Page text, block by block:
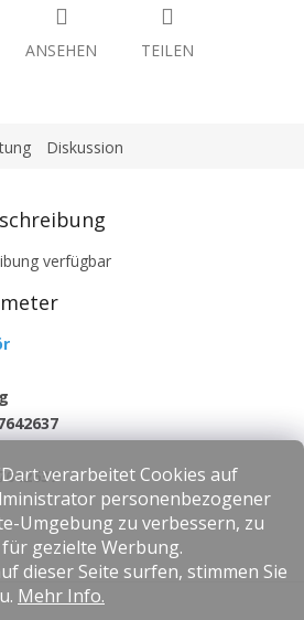
verarbeitet Cookies auf
personenbezogener
Umgebung zu verbessern, zu
gezielte Werbung.
dieser Seite surfen, stimmen Sie
Mehr Info.
ANSEHEN TEILEN
Diskussion
verfügbar